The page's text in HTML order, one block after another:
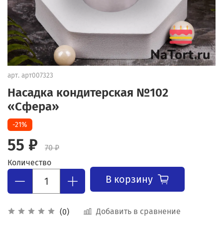
арт. арт007323
Насадка кондитерская №102
«Сфера»
(0) Добавить в сравнение
-21%
55 ₽
70 ₽
Количество
В корзину